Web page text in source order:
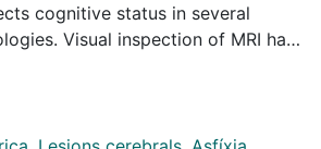
cognitive status in several
Visual inspection of MRI has
ischemic encephalopathy (HIE)
sample of patients with
and a group of matched controls.